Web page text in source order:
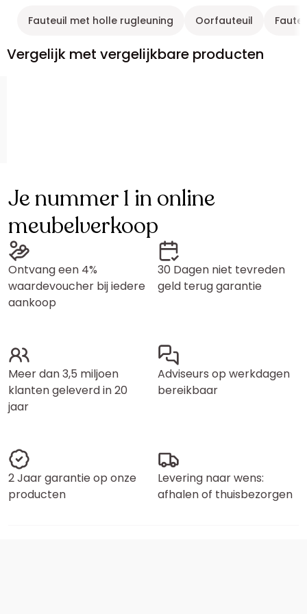
Fauteuil met holle rugleuning Oorfauteuil
Vergelijk met vergelijkbare producten
Je nummer 1 in online
meubelverkoop
Ontvang een 4%
waardevoucher bij iedere
aankoop
30 Dagen niet tevreden
geld terug garantie
Meer dan 3,5 miljoen
klanten geleverd in 20
jaar
Adviseurs op werkdagen
bereikbaar
2 Jaar garantie op onze
producten
Levering naar wens:
afhalen of thuisbezorgen